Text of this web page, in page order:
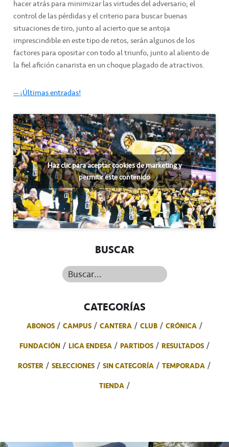
hacer atrás para minimizar las virtudes del adversario; el
control de las pérdidas y el criterio para buscar buenas
situaciones de tiro, junto al acierto que se antoja
imprescindible en este tipo de retos, serán algunos de los
factores para opositar con todo al triunfo, junto al aliento de
la fiel afición canarista en un choque plagado de atractivos.
-- ¡Últimas entradas!
Haz clic para aceptar cookies de marketing y
permitir este contenido
BUSCAR
Buscar...
CATEGORÍAS
ABONOS CAMPUS CANTERA CLUB
CRÓNICA
FUNDACIÓN
LIGA ENDESA PARTIDOS
RESULTADOS
ROSTER
SELECCIONES SIN CATEGORÍA
TEMPORADA
TIENDA